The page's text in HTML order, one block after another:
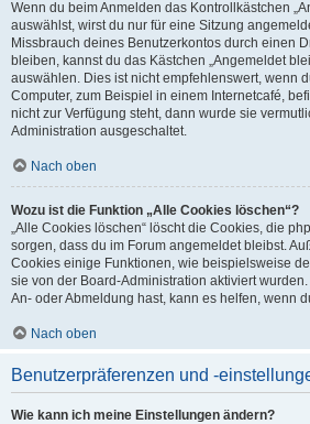
Wenn du beim Anmelden das Kontrollkästchen
auswählst, wirst du nur für eine Sitzung
Missbrauch deines Benutzerkontos durch einen
bleiben, kannst du das Kästchen „Angemeldet
auswählen. Dies ist nicht empfehlenswert, wenn
Computer, zum Beispiel in einem Internetcafé,
nicht zur Verfügung steht, dann wurde sie
Administration ausgeschaltet.
Nach oben
Wozu ist die Funktion „Alle Cookies löschen“?
„Alle Cookies löschen“ löscht die Cookies, die
sorgen, dass du im Forum angemeldet bleibst.
Cookies einige Funktionen, wie beispielsweise
sie von der Board-Administration aktiviert
An- oder Abmeldung hast, kann es helfen, wenn
Nach oben
Benutzerpräferenzen und -
Wie kann ich meine Einstellungen ändern?